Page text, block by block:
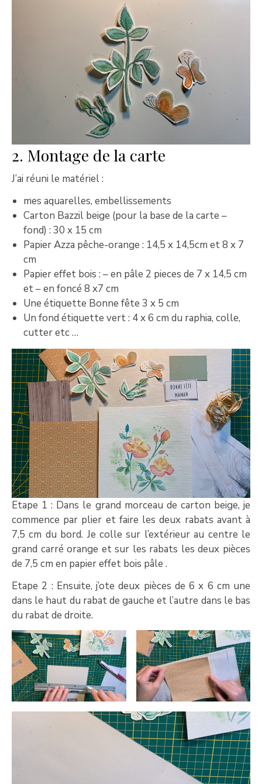
2. Montage de la carte
J’ai réuni le matériel :
mes aquarelles, embellissements
Carton Bazzil beige (pour la base de la carte –
fond) : 30 x 15 cm
Papier Azza pêche-orange : 14,5 x 14,5cm et 8 x 7
cm
Papier effet bois : – en pâle 2 pieces de 7 x 14,5 cm
et – en foncé 8 x7 cm
Une étiquette Bonne fête 3 x 5 cm
Un fond étiquette vert : 4 x 6 cm du raphia, colle,
cutter etc …
Etape 1 : Dans le grand morceau de carton beige, je
commence par plier et faire les deux rabats avant à
7,5 cm du bord. Je colle sur l’extérieur au centre le
grand carré orange et sur les rabats les deux pièces
de 7,5 cm en papier effet bois pâle .
Etape 2 : Ensuite, j’ote deux pièces de 6 x 6 cm une
dans le haut du rabat de gauche et l’autre dans le bas
du rabat de droite.